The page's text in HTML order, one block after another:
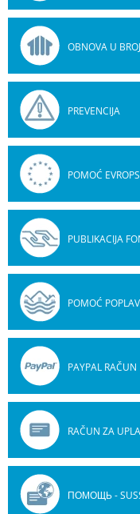
OBNOVA U
PREVENCIJA
POMOĆ
PUBLIKACIJA
POMOĆ
PAYPAL RAČUN
RAČUN ZA
ПОМОЩЬ -